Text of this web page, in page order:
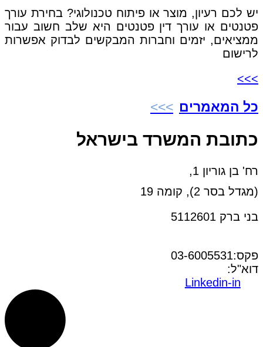
יש לכם רעיון, מוצר או פיתוח טכנולוגי? בחירת עורך
פטנטים או עורך דין פטנטים היא שלב חשוב עבור
ממציאים, יזמים וחברות המבקשים לבדוק אפשרות
לרישום
>>>
כל המאמרים
כתובת המשרד בישראל
רח' בן גוריון 1,
(מגדל בסר 2), קומה 19
בני ברק 5112601
פקס:03-6005531
דוא"ל:
Linkedin-in